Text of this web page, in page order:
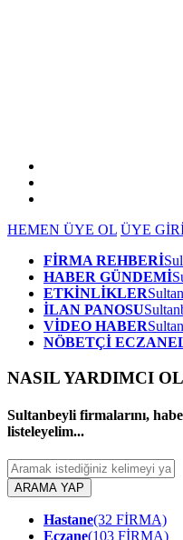
HEMEN ÜYE OL ÜYE
FİRMA REHBERİ
HABER GÜNDEMİ
ETKİNLİKLER
İLAN PANOSU
VİDEO HABER
NÖBETÇİ
NASIL YARDIMCI
Sultanbeyli firmalarını,
listeleyelim...
ARAMA YAP
Hastane(32 FİRMA)
Eczane(103 FİRMA)